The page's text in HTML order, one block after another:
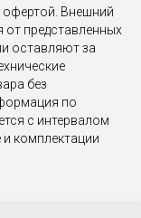
офертой. Внешний
от представленных
оставляют за
без
по
с интервалом
и комплектации